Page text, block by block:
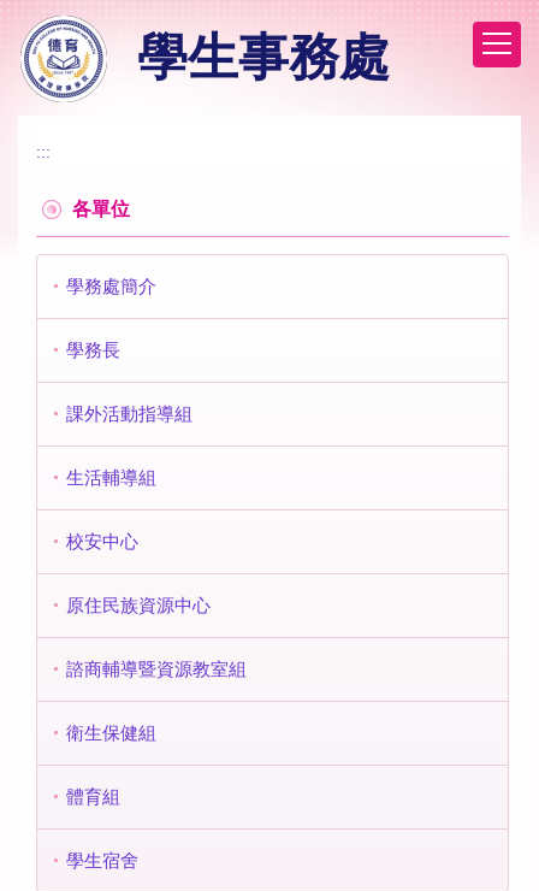
到
主
學生事務處
:::
各單位
學務處簡介
學務長
課外活動指導組
生活輔導組
校安中心
原住民族資源中心
諮商輔導暨資源教室組
衛生保健組
體育組
學生宿舍